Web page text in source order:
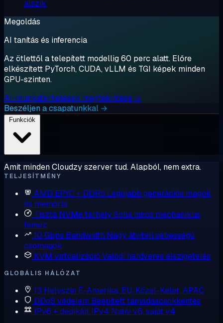
alszik
Megoldás
AI tanítás és inferencia
Az ötlettől a telepített modellig 60 perc alatt. Előre
elkészített PyTorch, CUDA, vLLM és TGI képek minden
GPU-szinten.
AI-munkaterhelések megtekintése →
Beszéljen a csapatunkkal →
Amit minden Cloudzy szerver tud. Alapból, nem extra.
TELJESÍTMÉNY
AMD EPYC + DDR5 Legújabb generációs magok
és memória
Tiszta NVMe tárhelySoha nincs mechanikus
lemez
10 Gbps Bandwidth Nagy átviteli sebességű
csomagok
KVM virtualizáció Valódi hardveres elszigetelés
GLOBÁLIS HÁLÓZAT
13 Helyszín É-Amerika, EU, Közel-Kelet, APAC
DDoS védelem Beépített támadáscsökkentés
IPv6 + dedikált IPv4 Natív v6, saját v4